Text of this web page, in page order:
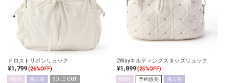
ドロストリボンリュック
¥1,799(26%OFF)
NEW
再入荷 SOLD OUT
2Wayキルティングスタッズリュック
¥1,899(25%OFF)
NEW
予約販売 再入荷